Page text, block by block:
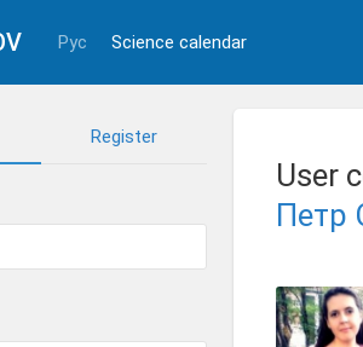
Рус Science calendar
Register
User
Петр